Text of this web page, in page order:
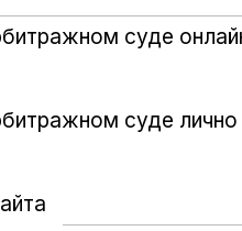
суде
суде лично